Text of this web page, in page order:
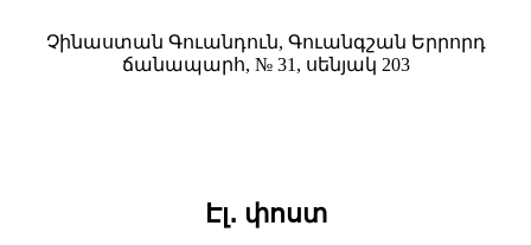
Չինաստան Գուանդուն, Գուանգշան Երրորդ
ճանապարհ, № 31, սենյակ 203
Էլ․ փոստ